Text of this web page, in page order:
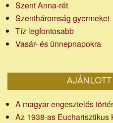
Szent Anna-rét
Szentháromság gyermekei
Tíz legfontosabb
Vasár- és ünnepnapokra
A magyar engesztelés
Az 1938-as Eucharisztikus